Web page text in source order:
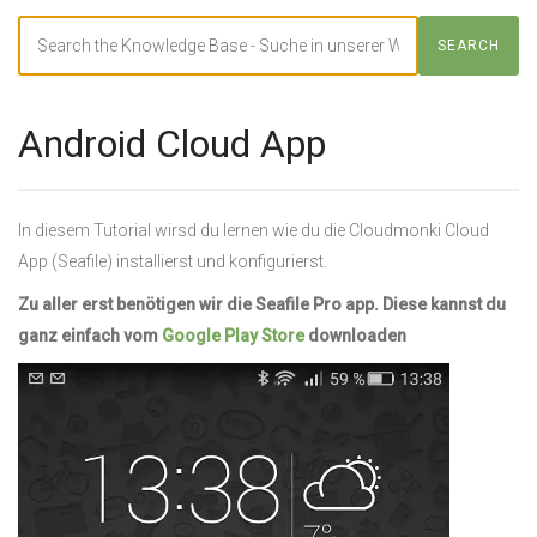
SEARCH
Android Cloud App
In diesem Tutorial wirsd du lernen wie du die Cloudmonki Cloud
App (Seafile) installierst und konfigurierst.
Zu aller erst benötigen wir die Seafile Pro app. Diese kannst du
ganz einfach vom Google Play Storedownloaden